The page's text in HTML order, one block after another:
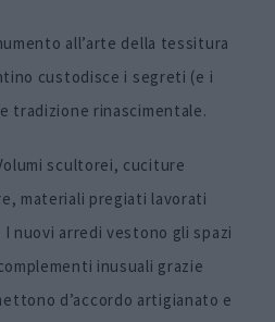
all’arte della tessitura
custodisce i segreti (e i
tradizione rinascimentale.
scultorei, cuciture
materiali pregiati lavorati
nuovi arredi vestono gli spazi
inusuali grazie
d’accordo artigianato e